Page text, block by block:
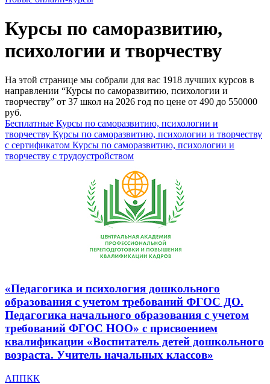
Курсы по саморазвитию,
психологии и творчеству
На этой странице мы собрали для вас 1918 лучших курсов в
направлении “Курсы по саморазвитию, психологии и
творчеству” от 37 школ на 2026 год по цене от 490 до 550000
руб.
Бесплатные Курсы по саморазвитию, психологии и
творчеству Курсы по саморазвитию, психологии и творчеству
с сертификатом Курсы по саморазвитию, психологии и
творчеству с трудоустройством
«Педагогика и психология дошкольного
образования с учетом требований ФГОС ДО.
Педагогика начального образования с учетом
требований ФГОС НОО» с присвоением
квалификации «Воспитатель детей дошкольного
возраста. Учитель начальных классов»
АППКК